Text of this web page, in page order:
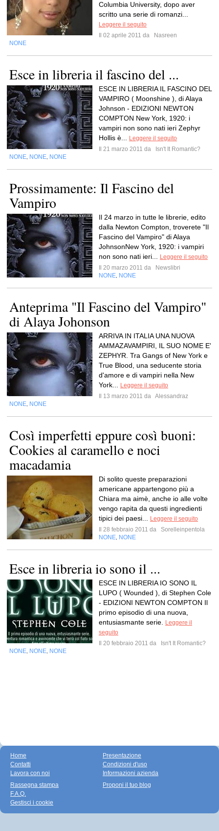
Columbia University, dopo aver
scritto una serie di romanzi...
Leggere il seguito
Il 02 aprile 2011 da
Nasreen
NONE
Esce in libreria il fascino del ...
ESCE IN LIBRERIA IL FASCINO DEL
VAMPIRO ( Moonshine ), di Alaya
Johnson - EDIZIONI NEWTON
COMPTON New York, 1920: i
vampiri non sono nati ieri Zephyr
Hollis è...
Leggere il seguito
Il 21 marzo 2011 da
Isn't It Romantic?
NONE NONE NONE
Prossimamente: Il Fascino del
Vampiro
Il 24 marzo in tutte le librerie, edito
dalla Newton Compton, troverete "Il
Fascino del Vampiro" di Alaya
JohnsonNew York, 1920: i vampiri
non sono nati ieri...
Leggere il seguito
Il 20 marzo 2011 da
Newslibri
NONE NONE
Anteprima "Il Fascino del Vampiro"
di Alaya Johonson
ARRIVA IN ITALIA UNA NUOVA
AMMAZAVAMPIRI, IL SUO NOME E'
ZEPHYR. Tra Gangs of New York e
True Blood, una seducente storia
d'amore e di vampiri nella New
York...
Leggere il seguito
Il 13 marzo 2011 da Alessandraz
NONE NONE
Così imperfetti eppure così buoni:
Cookies al caramello e noci
macadamia
Di solito queste preparazioni
americane appartengono più a
Chiara ma aimè, anche io alle volte
vengo rapita da questi ingredienti
tipici dei paesi...
Leggere il seguito
Il 28 febbraio 2011 da
Sorelleinpentola
NONE NONE
Esce in libreria io sono il ...
ESCE IN LIBRERIA IO SONO IL
LUPO ( Wounded ), di Stephen Cole
- EDIZIONI NEWTON COMPTON Il
primo episodio di una nuova,
entusiasmante serie.
Leggere il
seguito
Il 20 febbraio 2011 da
Isn't It Romantic?
NONE NONE NONE
Home
Contatti
Lavora con noi
Presentazione
Condizioni d'uso
Informazioni azienda
Rassegna stampa
F.A.Q.
Gestisci i cookie
Proponi il tuo blog